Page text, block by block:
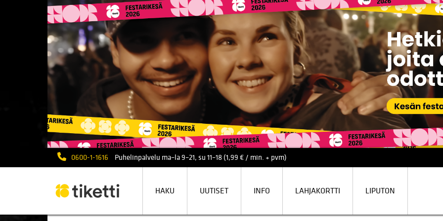
0600-1-1616 Puhelinpalvelu ma–la 9–21, su 11–18 (1,99 € / min. + pvm)
HAKU UUTISET INFO LAHJAKORTTI LIPUTON